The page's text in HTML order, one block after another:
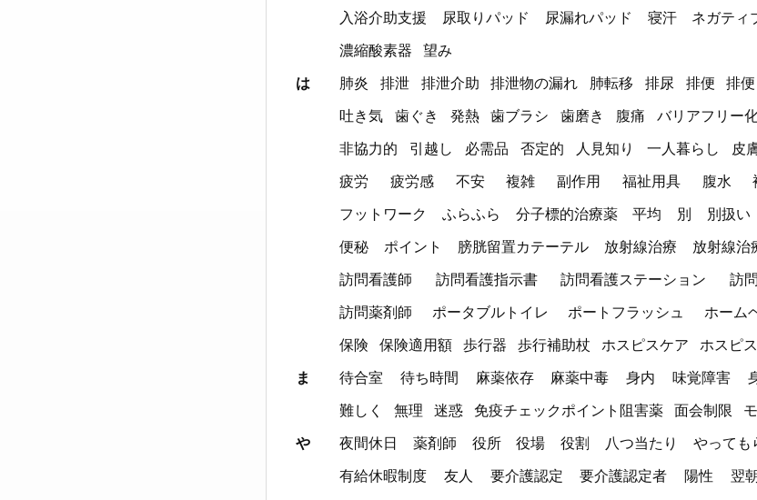
入浴介助支援 尿取りパッド 尿漏れパッド 寝汗 ネガティ
濃縮酸素器 望み
は 肺炎 排泄 排泄介助 排泄物の漏れ 肺転移 排尿 排便 排
吐き気 歯ぐき 発熱 歯ブラシ 歯磨き 腹痛 バリアフリー
非協力的 引越し 必需品 否定的 人見知り 一人暮らし 皮
疲労 疲労感 不安 複雑 副作用 福祉用具 腹水
フットワーク ふらふら 分子標的治療薬 平均 別 別扱い
便秘 ポイント 膀胱留置カテーテル 放射線治療 放射線治
訪問看護師 訪問看護指示書 訪問看護ステーション 訪
訪問薬剤師 ポータブルトイレ ポートフラッシュ ホーム
保険 保険適用額 歩行器 歩行補助杖 ホスピスケア ホスピ
ま 待合室 待ち時間 麻薬依存 麻薬中毒 身内 味覚障害
難しく 無理 迷惑 免疫チェックポイント阻害薬 面会制限
や 夜間休日 薬剤師 役所 役場 役割 八つ当たり やっても
有給休暇制度 友人 要介護認定 要介護認定者 陽性 翌